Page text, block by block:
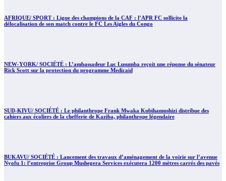
AFRIQUE/ SPORT : Ligue des champions de la CAF : l’APR FC sollicite la
délocalisation de son match contre le FC Les Aigles du Congo
NEW-YORK/ SOCIÉTÉ : L’ambassadeur Luc Lusumba reçoit une réponse du sénateur
Rick Scott sur la protection du programme Medicaid
SUD-KIVU/ SOCIÉTÉ : Le philanthrope Frank Mwaka Kubihamushizi distribue des
cahiers aux écoliers de la chefferie de Kaziba, philanthrope légendaire
BUKAVU/ SOCIÉTÉ : Lancement des travaux d’aménagement de la voirie sur l’avenue
Nyofu 1: l’entreprise Group Mushegera Services exécutera 1200 mètres carrés des pavés